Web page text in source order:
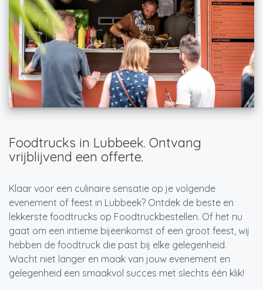
Foodtrucks in Lubbeek. Ontvang
vrijblijvend een offerte.
Klaar voor een culinaire sensatie op je volgende
evenement of feest in Lubbeek? Ontdek de beste en
lekkerste foodtrucks op Foodtruckbestellen. Of het nu
gaat om een intieme bijeenkomst of een groot feest, wij
hebben de foodtruck die past bij elke gelegenheid.
Wacht niet langer en maak van jouw evenement en
gelegenheid een smaakvol succes met slechts één klik!